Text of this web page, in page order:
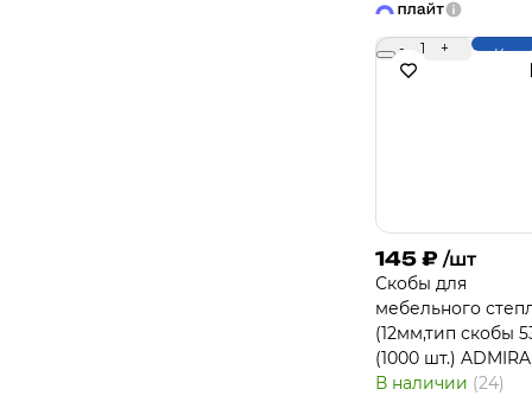
- 1 +
145 ₽ /шт
Скобы для
мебельного
(12мм,тип скобы
(1000 шт.)
В наличии (24)